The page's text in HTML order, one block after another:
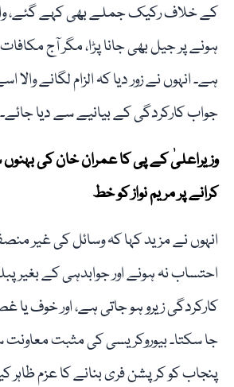
کے خلاف رکیک جملے بھی کہے گئے،
ہونے پر جیل بھی جانا پڑا، مگر آج
ہے۔ انہوں نے زور دیا کہ الزام لگانے
جواب کارکردگی کے بیانیے سے دیا جائے۔
وزیراعلیٰ کے پی کا عمران خان کی
کرانے پر مریم نواز کو خط
انہوں نے مزید کہا کہ وسائل کی غیر
احتساب نہ ہونے اور جوابدہی کے بغیر
کارکردگی زیرو ہو جاتی ہے، اور خوف یا
جا سکتا۔ بیوروکریسی کی مثبت
پنجاب کو کرپشن فری بنانے کا عزم ظاہر